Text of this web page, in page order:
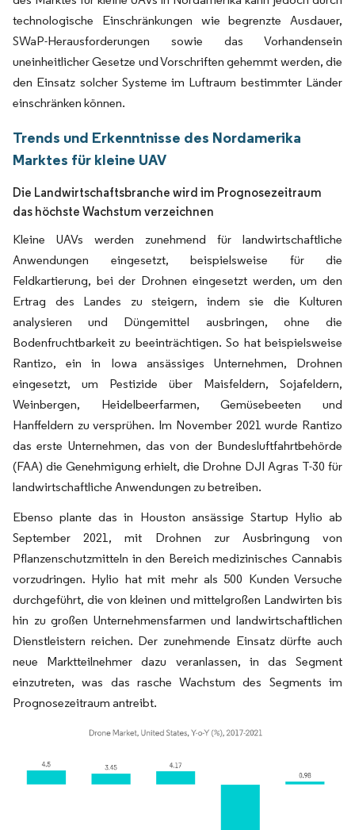
technologische Einschränkungen wie begrenzte Ausdauer,
SWaP-Herausforderungen sowie das Vorhandensein
uneinheitlicher Gesetze und Vorschriften gehemmt werden, die
den Einsatz solcher Systeme im Luftraum bestimmter Länder
einschränken können.
Trends und Erkenntnisse des Nordamerika
Marktes für kleine UAV
Die Landwirtschaftsbranche wird im Prognosezeitraum
das höchste Wachstum verzeichnen
Kleine UAVs werden zunehmend für landwirtschaftliche
Anwendungen eingesetzt, beispielsweise für die
Feldkartierung, bei der Drohnen eingesetzt werden, um den
Ertrag des Landes zu steigern, indem sie die Kulturen
analysieren und Düngemittel ausbringen, ohne die
Bodenfruchtbarkeit zu beeinträchtigen. So hat beispielsweise
Rantizo, ein in Iowa ansässiges Unternehmen, Drohnen
eingesetzt, um Pestizide über Maisfeldern, Sojafeldern,
Weinbergen, Heidelbeerfarmen, Gemüsebeeten und
Hanffeldern zu versprühen. Im November 2021 wurde Rantizo
das erste Unternehmen, das von der Bundesluftfahrtbehörde
(FAA) die Genehmigung erhielt, die Drohne DJI Agras T-30 für
landwirtschaftliche Anwendungen zu betreiben.
Ebenso plante das in Houston ansässige Startup Hylio ab
September 2021, mit Drohnen zur Ausbringung von
Pflanzenschutzmitteln in den Bereich medizinisches Cannabis
vorzudringen. Hylio hat mit mehr als 500 Kunden Versuche
durchgeführt, die von kleinen und mittelgroßen Landwirten bis
hin zu großen Unternehmensfarmen und landwirtschaftlichen
Dienstleistern reichen. Der zunehmende Einsatz dürfte auch
neue Marktteilnehmer dazu veranlassen, in das Segment
einzutreten, was das rasche Wachstum des Segments im
Prognosezeitraum antreibt.